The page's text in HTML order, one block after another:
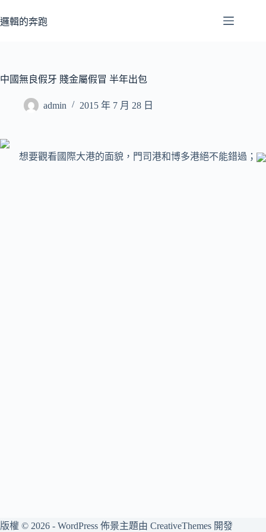
至
容
邏輯的奔跑
中國無良假牙 賤金屬假冒 半年出包
admin 2015 年 7 月 28 日
想要觀看國際大港的面貌，門司港和博多港絕不能錯過；
版權 © 2026 - WordPress 佈景主題由 CreativeThemes 開發